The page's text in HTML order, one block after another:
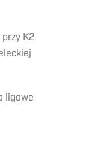
K2
ligowe